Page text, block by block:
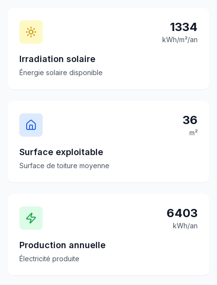
1334
kWh/m²/an
Irradiation solaire
Énergie solaire disponible
36
m²
Surface exploitable
Surface de toiture moyenne
6403
kWh/an
Production annuelle
Électricité produite